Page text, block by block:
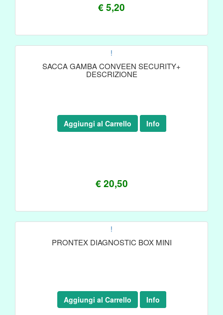
€ 5,20
!
SACCA GAMBA CONVEEN SECURITY+
DESCRIZIONE
€ 20,50
Aggiungi al Carrello Info
!
PRONTEX DIAGNOSTIC BOX MINI
Aggiungi al Carrello Info